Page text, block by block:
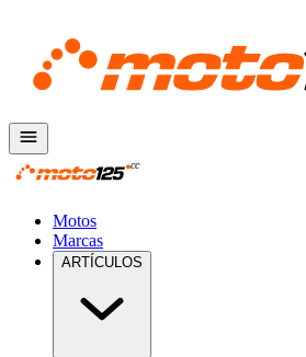
Motos
Marcas
ARTÍCULOS